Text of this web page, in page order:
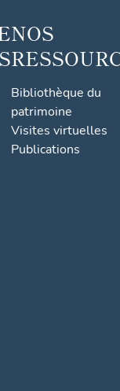
NOS
Bibliothèque du
patrimoine
Visites virtuelles
Publications